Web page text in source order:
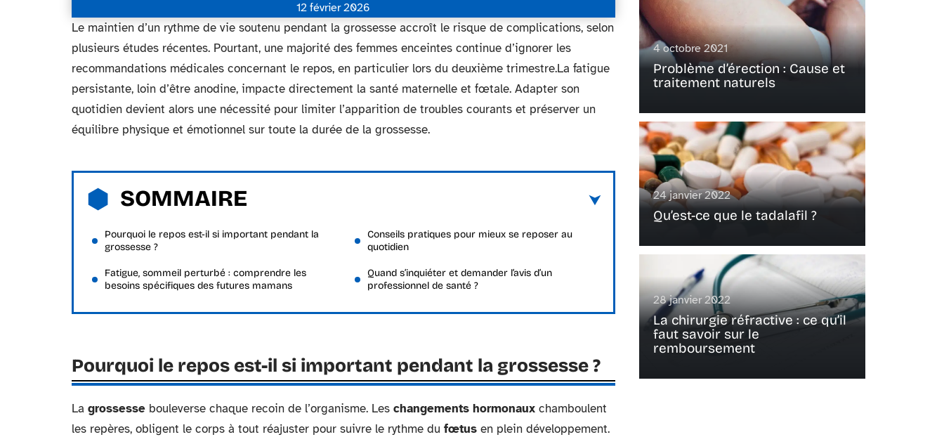
12 février 2026
Le maintien d’un rythme de vie soutenu pendant la grossesse accroît le risque de complications, selon
plusieurs études récentes. Pourtant, une majorité des femmes enceintes continue d’ignorer les
recommandations médicales concernant le repos, en particulier lors du deuxième trimestre.La fatigue
persistante, loin d’être anodine, impacte directement la santé maternelle et fœtale. Adapter son
quotidien devient alors une nécessité pour limiter l’apparition de troubles courants et préserver un
équilibre physique et émotionnel sur toute la durée de la grossesse.
SOMMAIRE
Pourquoi le repos est-il si important pendant la
grossesse ?
Fatigue, sommeil perturbé : comprendre les
besoins spécifiques des futures mamans
Conseils pratiques pour mieux se reposer au
quotidien
Quand s’inquiéter et demander l’avis d’un
professionnel de santé ?
Pourquoi le repos est-il si important pendant la grossesse ?
La grossesse bouleverse chaque recoin de l’organisme. Les changements hormonaux chamboulent
les repères, obligent le corps à tout réajuster pour suivre le rythme du fœtus en plein développement.
4 octobre 2021
Problème d’érection : Cause et
traitement naturels
24 janvier 2022
Qu’est-ce que le tadalafil ?
28 janvier 2022
La chirurgie réfractive : ce qu’il
faut savoir sur le
remboursement